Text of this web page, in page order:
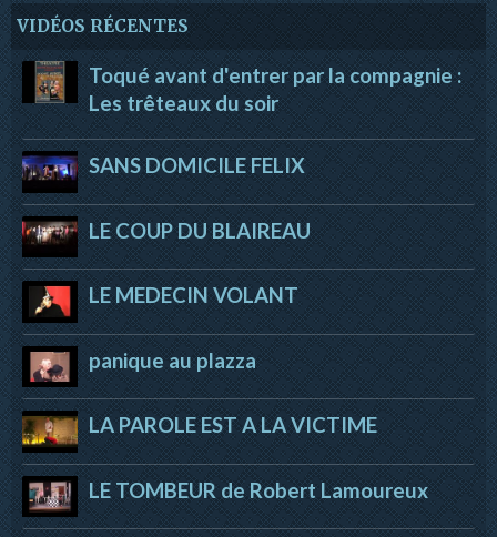
VIDÉOS RÉCENTES
Toqué avant d'entrer par la compagnie :
Les trêteaux du soir
SANS DOMICILE FELIX
LE COUP DU BLAIREAU
LE MEDECIN VOLANT
panique au plazza
LA PAROLE EST A LA VICTIME
LE TOMBEUR de Robert Lamoureux